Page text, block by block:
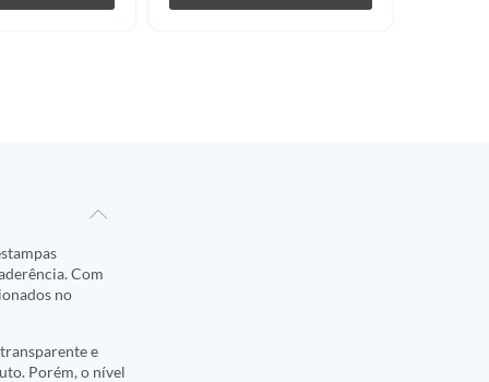
Com
no
e
Porém, o nível